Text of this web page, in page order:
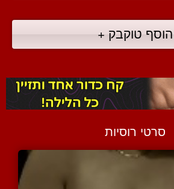
הוסף טוקבק +
סרטי רוסיות